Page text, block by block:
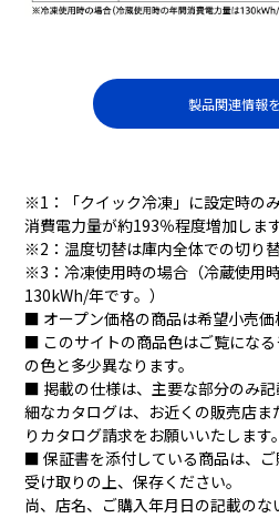
製品関連情報
※1：「クイック冷凍」に設定時の
消費電力量が約193％程度増加しま
※2：温度切替は庫内全体での切り替
※3：冷凍使用時の場合（冷蔵使用
130kWh/年です。）
■ オープン価格の商品は希望小売価
■ このサイトの商品色はご覧にな
の色と多少異なります。
■ 掲載の仕様は、主要な部分のみ
細なカタログは、お近くの販売店
りカタログ請求をお願いいたします。
■ 保証書を添付している商品は、
受け取りの上、保存ください。
尚、店名、ご購入年月日の記載のな